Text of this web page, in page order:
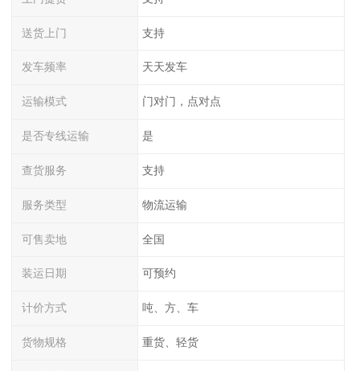
送货上门 支持
发车频率 天天发车
运输模式 门对门，点对点
是否专线运输 是
查货服务 支持
服务类型 物流运输
可售卖地 全国
装运日期 可预约
计价方式 吨、方、车
货物规格 重货、轻货